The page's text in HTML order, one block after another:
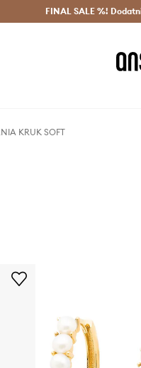
Dostava v 3 dneh >
FINAL SALE %!
KRUK SOFT